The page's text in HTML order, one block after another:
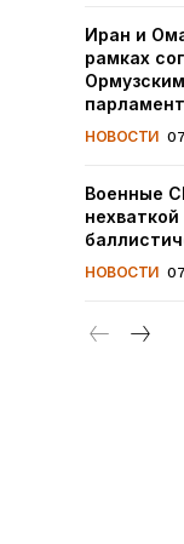
Иран и
рамках
парламент
НОВОСТИ
Военные
НОВОСТИ